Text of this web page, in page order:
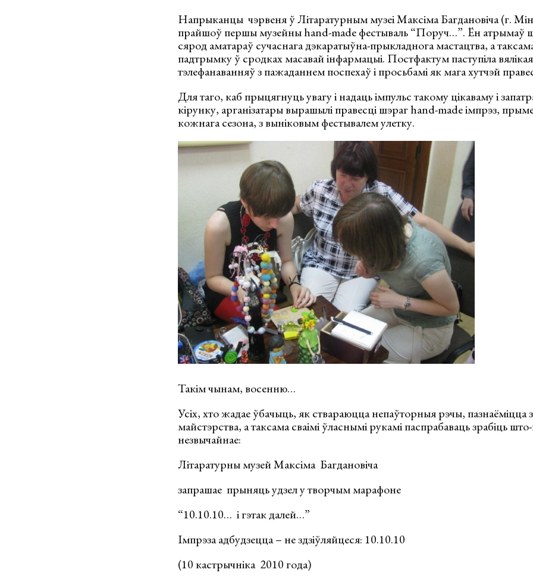
Напрыканцы чэрвеня ў Літаратурным музеі Максіма Багдановіча (г.
прайшоў першы музейны hand-made фестываль “Поруч…”. Ён атрымаў
сярод аматараў сучаснага дэкаратыўна-прыкладнога мастацтва, а
падтрымку ў сродках масавай інфармацыі. Постфактум паступіла
тэлефанаванняў з пажаданнем поспехаў і просьбамі як мага хутчэй
Для таго, каб прыцягнуць увагу і надаць імпульс такому цікаваму і
кірунку, арганізатары вырашылі правесці шэраг hand-made імпрэз,
кожнага сезона, з выніковым фестывалем улетку.
Такім чынам, восенню…
Усіх, хто жадае ўбачыць, як ствараюцца непаўторныя рэчы, пазнаёміцца
майстэрства, а таксама сваімі ўласнымі рукамі паспрабаваць зрабіць
незвычайнае:
Літаратурны музей Максіма Багдановіча
запрашае прыняць удзел у творчым марафоне
“10.10.10… і гэтак далей…”
Імпрэза адбудзецца – не здзіўляйцеся: 10.10.10
(10 кастрычніка 2010 года)